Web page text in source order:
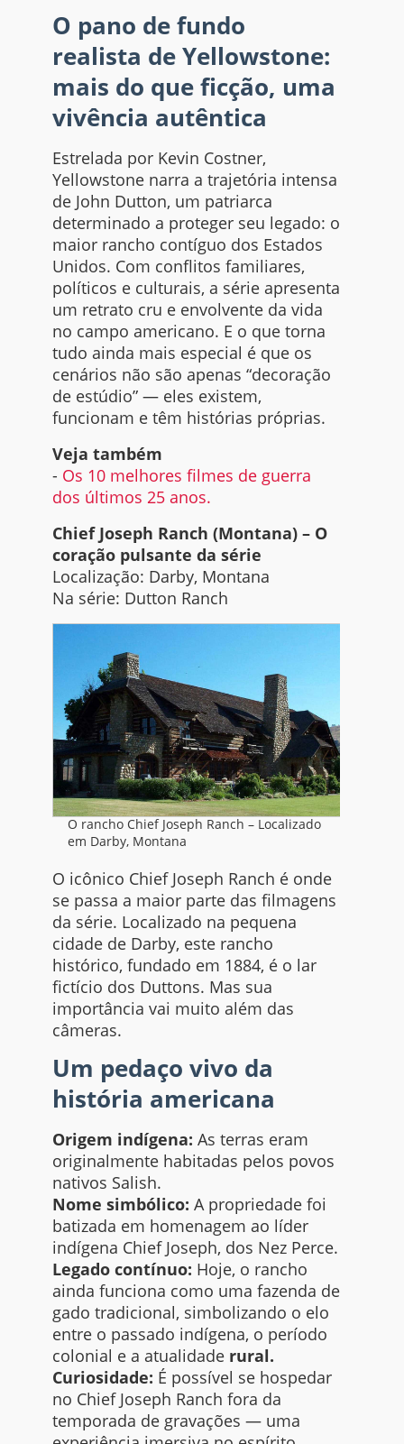
O pano de fundo
realista de Yellowstone:
mais do que ficção, uma
vivência autêntica
Estrelada por Kevin Costner,
Yellowstone narra a trajetória intensa
de John Dutton, um patriarca
determinado a proteger seu legado: o
maior rancho contíguo dos Estados
Unidos. Com conflitos familiares,
políticos e culturais, a série apresenta
um retrato cru e envolvente da vida
no campo americano. E o que torna
tudo ainda mais especial é que os
cenários não são apenas “decoração
de estúdio” — eles existem,
funcionam e têm histórias próprias.
Veja também
- Os 10 melhores filmes de guerra
dos últimos 25 anos.
Chief Joseph Ranch (Montana) – O
coração pulsante da série
Localização: Darby, Montana
Na série: Dutton Ranch
O rancho Chief Joseph Ranch – Localizado
em Darby, Montana
O icônico Chief Joseph Ranch é onde
se passa a maior parte das filmagens
da série. Localizado na pequena
cidade de Darby, este rancho
histórico, fundado em 1884, é o lar
fictício dos Duttons. Mas sua
importância vai muito além das
câmeras.
Um pedaço vivo da
história americana
Origem indígena: As terras eram
originalmente habitadas pelos povos
nativos Salish.
Nome simbólico: A propriedade foi
batizada em homenagem ao líder
indígena Chief Joseph, dos Nez Perce.
Legado contínuo: Hoje, o rancho
ainda funciona como uma fazenda de
gado tradicional, simbolizando o elo
entre o passado indígena, o período
colonial e a atualidade rural.
Curiosidade: É possível se hospedar
no Chief Joseph Ranch fora da
temporada de gravações — uma